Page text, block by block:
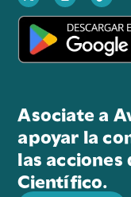
Asociate a
apoyar la
las
Científico.